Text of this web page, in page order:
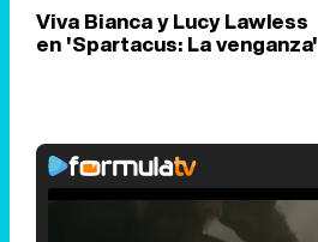
Viva Bianca y Lucy Lawless
en 'Spartacus: La venganza'